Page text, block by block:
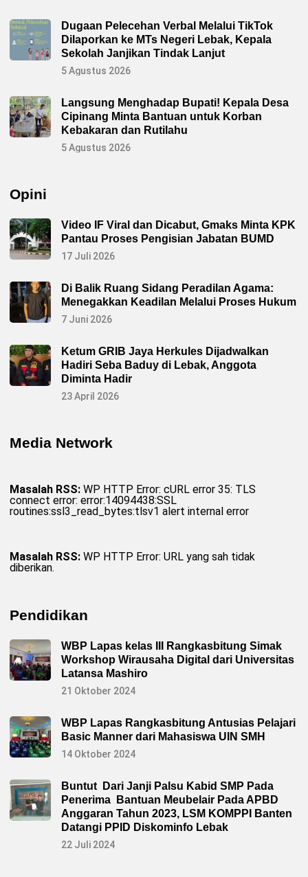
Dugaan Pelecehan Verbal Melalui TikTok
Dilaporkan ke MTs Negeri Lebak, Kepala
Sekolah Janjikan Tindak Lanjut
5 Agustus 2026
Langsung Menghadap Bupati! Kepala Desa
Cipinang Minta Bantuan untuk Korban
Kebakaran dan Rutilahu
5 Agustus 2026
Opini
Video IF Viral dan Dicabut, Gmaks Minta KPK
Pantau Proses Pengisian Jabatan BUMD
17 Juli 2026
Di Balik Ruang Sidang Peradilan Agama:
Menegakkan Keadilan Melalui Proses Hukum
7 Juni 2026
Ketum GRIB Jaya Herkules Dijadwalkan
Hadiri Seba Baduy di Lebak, Anggota
Diminta Hadir
23 April 2026
Media Network
Masalah RSS: WP HTTP Error: cURL error 35: TLS
connect error: error:14094438:SSL
routines:ssl3_read_bytes:tlsv1 alert internal error
Masalah RSS: WP HTTP Error: URL yang sah tidak
diberikan.
Pendidikan
WBP Lapas kelas III Rangkasbitung Simak
Workshop Wirausaha Digital dari Universitas
Latansa Mashiro
21 Oktober 2024
WBP Lapas Rangkasbitung Antusias Pelajari
Basic Manner dari Mahasiswa UIN SMH
14 Oktober 2024
Buntut Dari Janji Palsu Kabid SMP Pada
Penerima Bantuan Meubelair Pada APBD
Anggaran Tahun 2023, LSM KOMPPI Banten
Datangi PPID Diskominfo Lebak
22 Juli 2024